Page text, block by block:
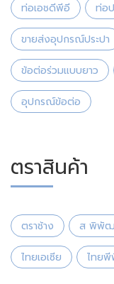
ท่อเอชดีพีอี ท่อ
ขายส่งอุปกรณ์ประปา
ข้อต่อร่วมแบบยาว
อุปกรณ์ข้อต่อ
ตราสินค้า
ตราช้าง ส พิพัฒ
ไทยเอเซีย ไทยพี